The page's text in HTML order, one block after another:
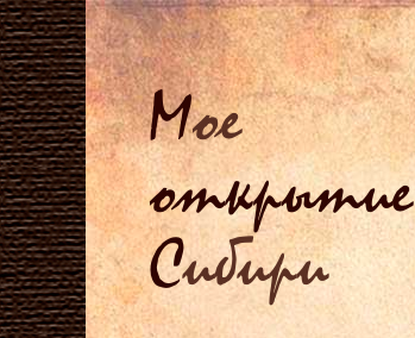
Мое
открытие
Сибири